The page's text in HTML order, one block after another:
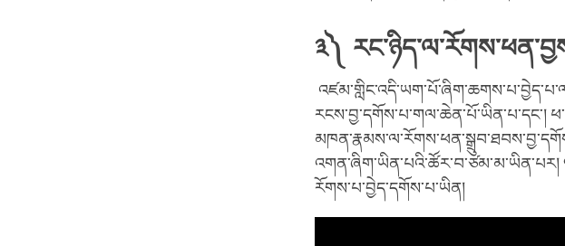
༣༽
རངས་བྱ་དགོས་པ་གལ་ཆེན་པོ་ཡིན་པ་དང་།
རོགས་པ་བྱེད་དགོས་པ་ཡིན།